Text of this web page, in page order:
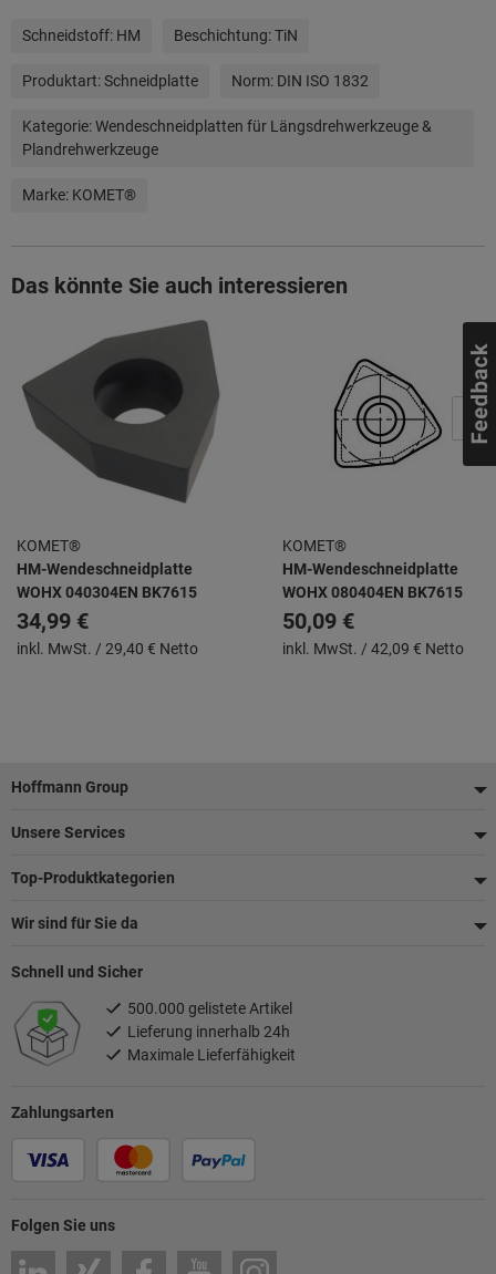
Schneidstoff: HM Beschichtung:TiN
Produktart:Schneidplatte Norm: DIN ISO 1832
Kategorie:Wendeschneidplatten für Längsdrehwerkzeuge &
Plandrehwerkzeuge
Marke: KOMET®
Das könnte Sie auch interessieren
KOMET®
HM-Wendeschneidplatte
WOHX 040304EN BK7615
34,99 €
inkl. MwSt. / 29,40 € Netto
KOMET®
HM-Wendeschneidplatte
WOHX 080404EN BK7615
50,09 €
inkl. MwSt. / 42,09 € Netto
Fußzeile
Hoffmann Group
Unsere Services
Top-Produktkategorien
Wir sind für Sie da
Folgen Sie uns
Zahlungsarten
Schnell und Sicher
500.000 gelistete Artikel
Lieferung innerhalb 24h
Maximale Lieferfähigkeit